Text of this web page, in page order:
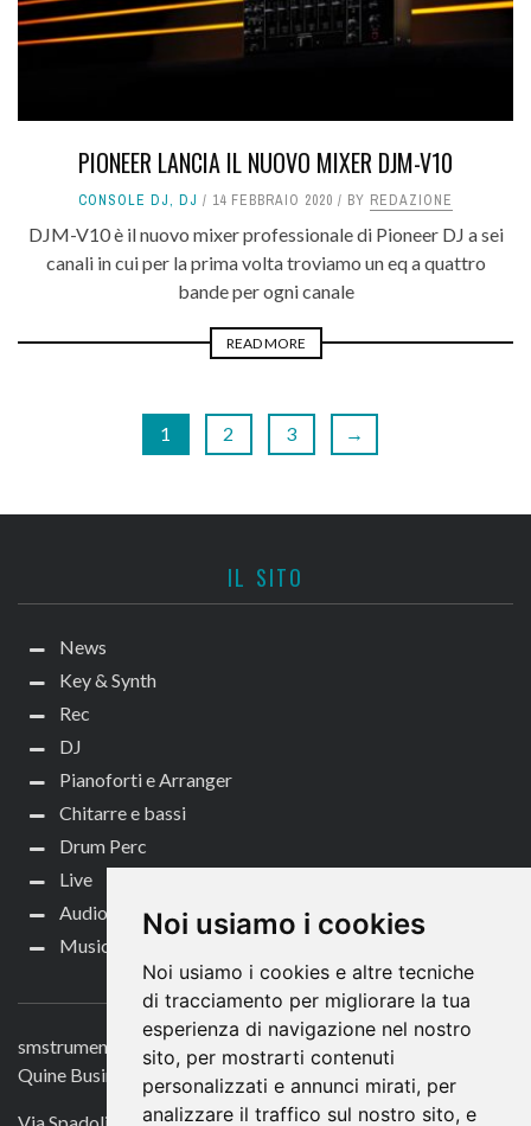
Noi usiamo i cookies
Noi usiamo i cookies e altre tecniche
di tracciamento per migliorare la tua
esperienza di navigazione nel nostro
sito, per mostrarti contenuti
personalizzati e annunci mirati, per
analizzare il traffico sul nostro sito, e
PIONEER LANCIA IL NUOVO MIXER DJM-V10
CONSOLE DJ, DJ 14 FEBBRAIO 2020 BY REDAZIONE
DJM-V10 è il nuovo mixer professionale di Pioneer DJ a sei
canali in cui per la prima volta troviamo un eq a quattro
bande per ogni canale
READ MORE
1 2 3 →
IL SITO
News
Key & Synth
Rec
DJ
Pianoforti e Arranger
Chitarre e bassi
Drum Perc
Live
Audio per video
Music Life
CONTATTACI
smstrumentimusicali.it
Quine Business Publisher
Via Spadolini 7